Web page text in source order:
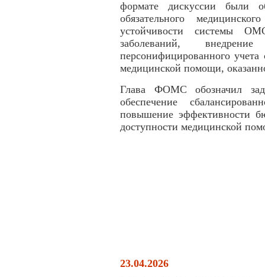
формате дискуссии были
обязательного
устойчивости системы
заболеваний,
персонифицированного
медицинской помощи,
Глава ФОМС обозначил
обеспечение
повышение эффективности
доступности медицинской
23.04.2026